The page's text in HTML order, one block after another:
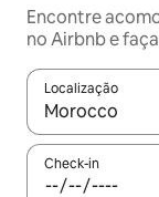
Encontre
no Airbnb e
Localização
Quando os
Check-in